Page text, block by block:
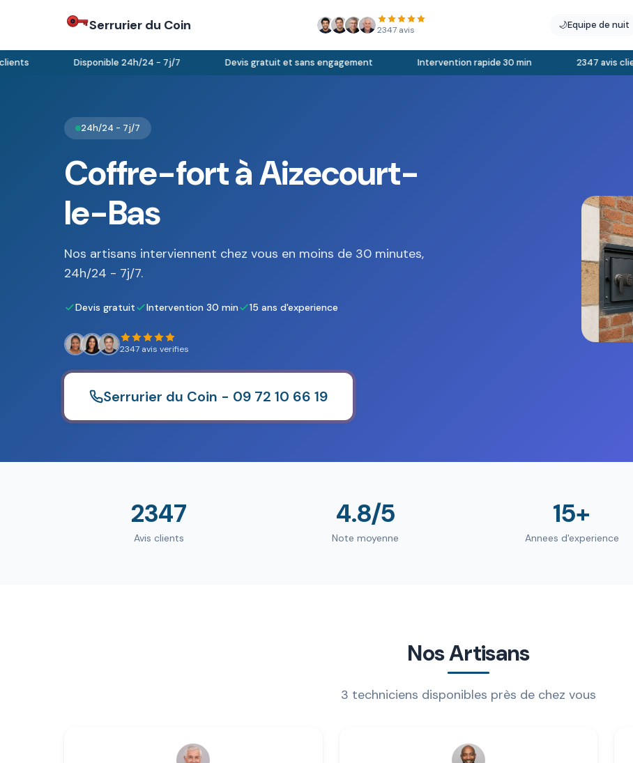
Serrurier du Coin 2347 avis 🌙Equipe de nuit
Disponible 24h/24 - 7j/7 Devis gratuit et sans engagement Intervention rapide 30 min 2347 avis clients
24h/24 - 7j/7
Coffre-fort à Aizecourt-
le-Bas
Nos artisans interviennent chez vous en moins de 30 minutes,
24h/24 - 7j/7.
Devis gratuit Intervention 30 min 15 ans d'experience
2347 avis verifies
Serrurier du Coin - 09 72 10 66 19
2347
Avis clients
4.8/5
Note moyenne
15+
Annees d'experience
Nos Artisans
3 techniciens disponibles près de chez vous